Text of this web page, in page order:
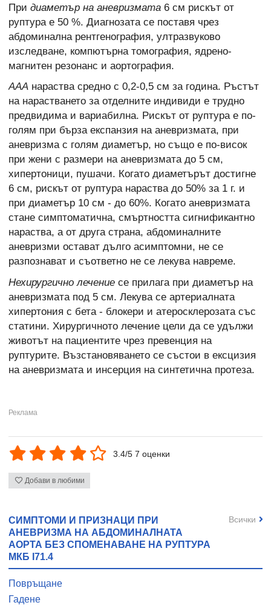
При диаметър на аневризмата 6 см рискът от
руптура е 50 %. Диагнозата се поставя чрез
абдоминална рентгенография, ултразвуково
изследване, компютърна томография, ядрено-
магнитен резонанс и аортография.
ААА нараства средно с 0,2-0,5 см за година. Ръстът
на нарастването за отделните индивиди е трудно
предвидима и вариабилна. Рискът от руптура е по-
голям при бърза експанзия на аневризмата, при
аневризма с голям диаметър, но също е по-висок
при жени с размери на аневризмата до 5 см,
хипертоници, пушачи. Когато диаметърът достигне
6 см, рискът от руптура нараства до 50% за 1 г. и
при диаметър 10 см - до 60%. Когато аневризмата
стане симптоматична, смъртността сигнификантно
нараства, а от друга страна, абдоминалните
аневризми остават дълго асимптомни, не се
разпознават и съответно не се лекува навреме.
Нехирургично лечение се прилага при диаметър на
аневризмата под 5 см. Лекува се артериалната
хипертония с бета - блокери и атеросклерозата със
статини. Хирургичното лечение цели да се удължи
животът на пациентите чрез превенция на
руптурите. Възстановяването се състои в ексцизия
на аневризмата и инсерция на синтетична протеза.
3.4/5 7 оценки
Добави в любими
СИМПТОМИ И ПРИЗНАЦИ ПРИ
АНЕВРИЗМА НА АБДОМИНАЛНАТА
АОРТА БЕЗ СПОМЕНАВАНЕ НА РУПТУРА
МКБ I71.4
Повръщане
Гадене
Всички